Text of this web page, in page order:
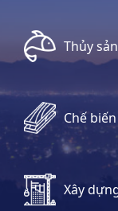
Thủy sản
Chế
Xây